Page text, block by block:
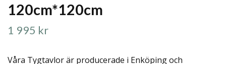
120cm*120cm
1 995 kr
Våra Tygtavlor är producerade i Enköping och